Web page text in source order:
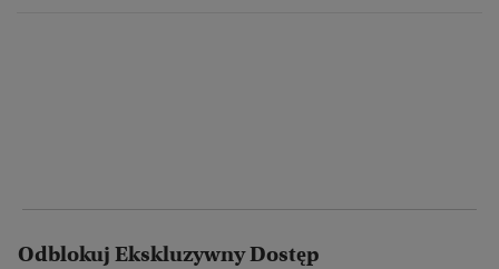
Odblokuj Ekskluzywny Dostęp